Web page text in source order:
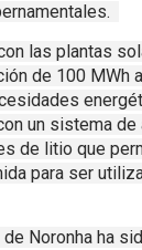
las plantas
de 100 MWh
un sistema de
de litio que
para ser
Noronha ha